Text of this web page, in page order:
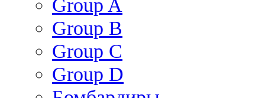
Group A
Group B
Group C
Group D